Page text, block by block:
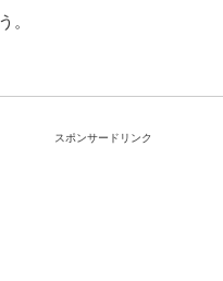
。
スポンサードリンク